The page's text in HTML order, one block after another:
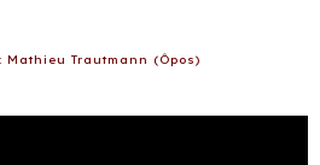
Trautmann (Ôpos)